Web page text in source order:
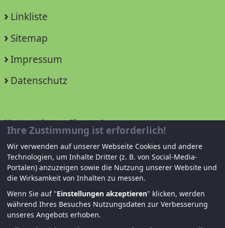
Linkliste
Sitemap
Impressum
Datenschutz
Unterstützen Sie uns!
Mitglied werden
Spenden und helfen
Ihre Zustimmung ist erforderlich!
Wir verwenden auf unserer Webseite Cookies und andere
Technologien, um Inhalte Dritter (z. B. von Social-Media-
Portalen) anzuzeigen sowie die Nutzung unserer Website und
die Wirksamkeit von Inhalten zu messen.
Wenn Sie auf "Einstellungen akzeptieren" klicken, werden
während Ihres Besuches Nutzungsdaten zur Verbesserung
unseres Angebots erhoben.